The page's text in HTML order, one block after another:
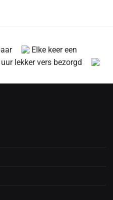
Elke keer een
lekker vers bezorgd